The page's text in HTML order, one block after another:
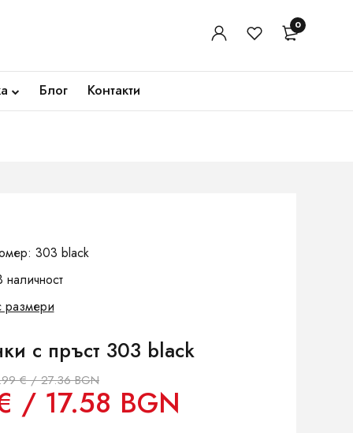
0
Блог Контакти
303 black
размери
с пръст 303 black
€ / 27.36 BGN
/ 17.58 BGN